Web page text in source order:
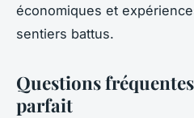
économiques et
sentiers battus.
Questions
parfait